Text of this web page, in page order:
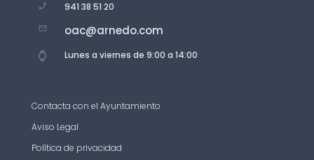
941 38 51 20
oac@arnedo.com
Lunes a viernes de 9:00 a 14:00
Contacta con el Ayuntamiento
Aviso Legal
Política de privacidad